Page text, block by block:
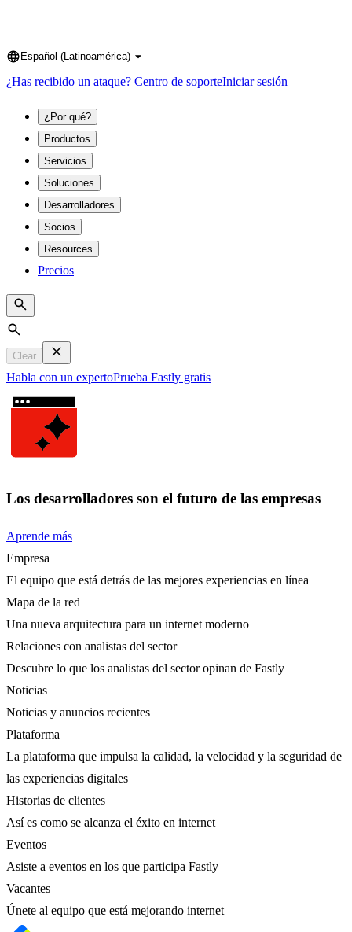
Language
Español (Latinoamérica)
¿Has recibido un ataque? Centro de soporteIniciar sesión
¿Por qué?
Productos
Servicios
Soluciones
Desarrolladores
Socios
Resources
Precios
Search
Clear
Habla con un expertoPrueba Fastly gratis
Los desarrolladores son el futuro de las empresas
Aprende más
Empresa
El equipo que está detrás de las mejores experiencias en línea
Mapa de la red
Una nueva arquitectura para un internet moderno
Relaciones con analistas del sector
Descubre lo que los analistas del sector opinan de Fastly
Noticias
Noticias y anuncios recientes
Plataforma
La plataforma que impulsa la calidad, la velocidad y la seguridad de
las experiencias digitales
Historias de clientes
Así es como se alcanza el éxito en internet
Eventos
Asiste a eventos en los que participa Fastly
Vacantes
Únete al equipo que está mejorando internet